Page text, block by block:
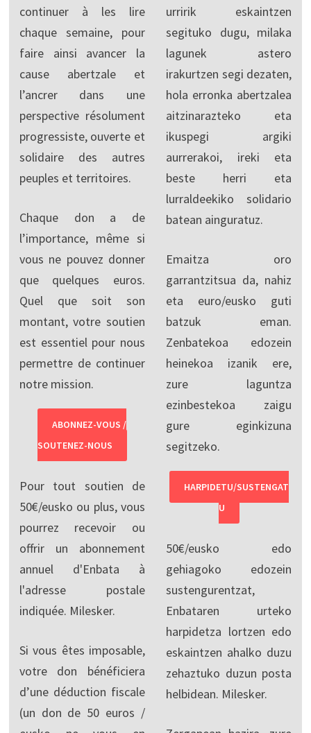
continuer à les lire
chaque semaine, pour
faire ainsi avancer la
cause abertzale et
l’ancrer dans une
perspective résolument
progressiste, ouverte et
solidaire des autres
peuples et territoires.
Chaque don a de
l’importance, même si
vous ne pouvez donner
que quelques euros.
Quel que soit son
montant, votre soutien
est essentiel pour nous
permettre de continuer
notre mission.
ABONNEZ-VOUS /
SOUTENEZ-NOUS
Pour tout soutien de
50€/eusko ou plus, vous
pourrez recevoir ou
offrir un abonnement
annuel d'Enbata à
l'adresse postale
indiquée. Milesker.
Si vous êtes imposable,
votre don bénéficiera
d’une déduction fiscale
(un don de 50 euros /
urririk eskaintzen
segituko dugu, milaka
lagunek astero
irakurtzen segi dezaten,
hola erronka abertzalea
aitzinarazteko eta
ikuspegi argiki
aurrerakoi, ireki eta
beste herri eta
lurraldeekiko solidario
batean ainguratuz.
Emaitza oro
garrantzitsua da, nahiz
eta euro/eusko guti
batzuk eman.
Zenbatekoa edozein
heinekoa izanik ere,
zure laguntza
ezinbestekoa zaigu
gure eginkizuna
segitzeko.
HARPIDETU/SUSTENGAT
U
50€/eusko edo
gehiagoko edozein
sustengurentzat,
Enbataren urteko
harpidetza lortzen edo
eskaintzen ahalko duzu
zehaztuko duzun posta
helbidean. Milesker.